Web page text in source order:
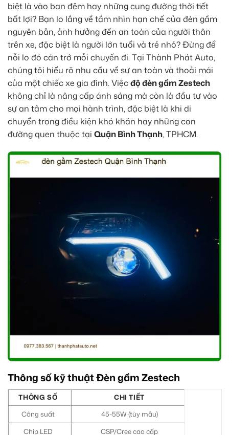
biệt là vào ban đêm hay những cung đường thời tiết
bất lợi? Bạn lo lắng về tầm nhìn hạn chế của đèn gầm
nguyên bản, ảnh hưởng đến an toàn của người thân
trên xe, đặc biệt là người lớn tuổi và trẻ nhỏ? Đừng để
nỗi lo đó cản trở mỗi chuyến đi. Tại Thành Phát Auto,
chúng tôi hiểu rõ nhu cầu về sự an toàn và thoải mái
của một chiếc xe gia đình. Việcđộ đèn gầm Zestech
không chỉ là nâng cấp ánh sáng mà còn là đầu tư vào
sự an tâm cho mọi hành trình, đặc biệt là khi di
chuyển trong điều kiện khó khăn hay những con
đường quen thuộc tại Quận Bình Thạnh, TPHCM.
Thông số kỹ thuật Đèn gầm Zestech
THÔNG SỐ
CHI TIẾT
Công suất
45-55W (tùy mẫu)
Chip LED
CSP/Cree cao cấp